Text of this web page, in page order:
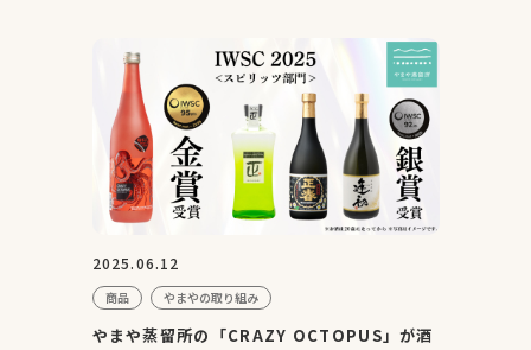
2025.06.12
商品 やまやの取り組み
やまや蒸留所の「CRAZY OCTOPUS」が酒